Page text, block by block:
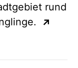
rund
↗